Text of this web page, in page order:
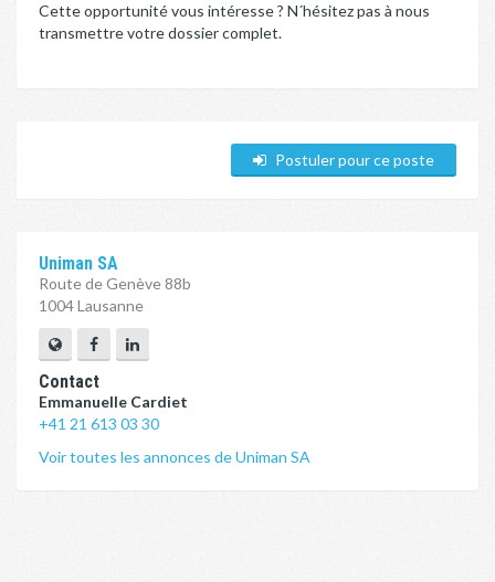
Cette opportunité vous intéresse ? N´hésitez pas à nous
transmettre votre dossier complet.
Postuler pour ce poste
Uniman SA
Route de Genève 88b
1004 Lausanne
Contact
Emmanuelle Cardiet
+41 21 613 03 30
Voir toutes les annonces de Uniman SA